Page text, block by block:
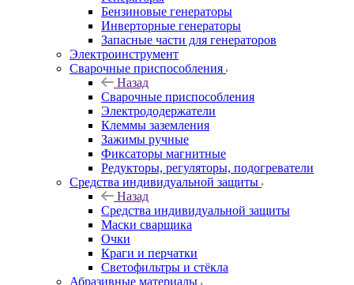
Бензиновые генераторы
Инверторные генераторы
Запасные части для генераторов
Электроинструмент
Сварочные приспособления
Назад
Сварочные приспособления
Электрододержатели
Клеммы заземления
Зажимы ручные
Фиксаторы магнитные
Редукторы, регуляторы, подогреватели
Средства индивидуальной защиты
Назад
Средства индивидуальной защиты
Маски сварщика
Очки
Краги и перчатки
Светофильтры и стёкла
Абразивные материалы